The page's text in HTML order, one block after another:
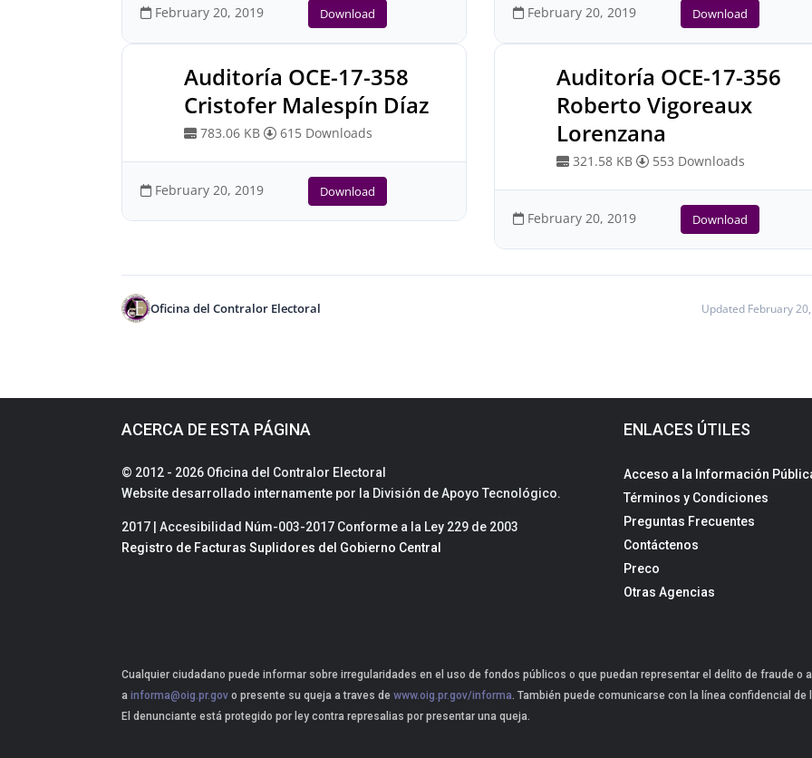
February 20, 2019 Download February 20, 2019 Download
Auditoría OCE-17-358
Cristofer Malespín Díaz
783.06 KB 615 Downloads
February 20, 2019 Download
Auditoría OCE-17-356
Roberto Vigoreaux
Lorenzana
321.58 KB 553 Downloads
February 20, 2019 Download
Oficina del Contralor Electoral Updated February
ACERCA DE ESTA PÁGINA
© 2012 - 2026 Oficina del Contralor Electoral
Website desarrollado internamente por la División de Apoyo Tecnológico.
2017 | Accesibilidad Núm-003-2017 Conforme a la Ley 229 de 2003
Registro de Facturas Suplidores del Gobierno Central
ENLACES ÚTILES
Acceso a la Información
Términos y Condiciones
Preguntas Frecuentes
Contáctenos
Preco
Otras Agencias
Cualquier ciudadano puede informar sobre irregularidades en el uso de fondos públicos o que puedan representar el delito de fraude
ainforma@oig.pr.gov o presente su queja a traves de www.oig.pr.gov/informa . También puede comunicarse con la línea confidencial
El denunciante está protegido por ley contra represalias por presentar una queja.